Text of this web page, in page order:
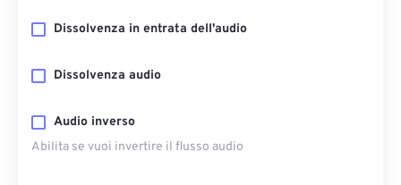
Dissolvenza in entrata dell'audio
Dissolvenza audio
Audio inverso
Abilita se vuoi invertire il flusso audio